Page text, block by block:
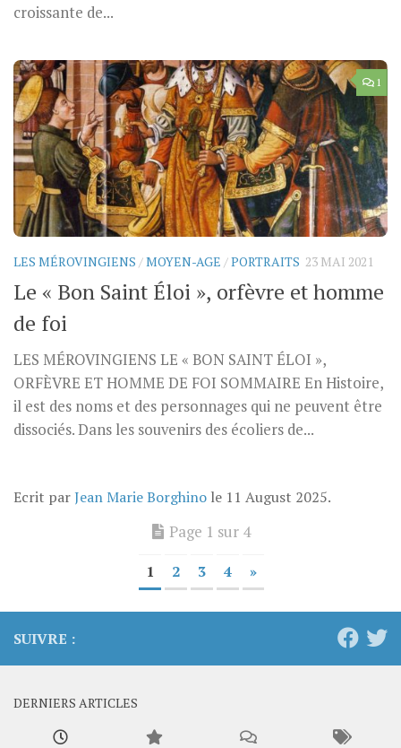
croissante de...
1
LES MÉROVINGIENS /MOYEN-AGE /PORTRAITS 23 MAI 2021
Le « Bon Saint Éloi », orfèvre et homme
de foi
LES MÉROVINGIENS LE « BON SAINT ÉLOI »,
ORFÈVRE ET HOMME DE FOI SOMMAIRE En Histoire,
il est des noms et des personnages qui ne peuvent être
dissociés. Dans les souvenirs des écoliers de...
Ecrit parJean Marie Borghino le 11 August 2025.
Page 1 sur 4
1 2 3 4 »
SUIVRE :
DERNIERS ARTICLES